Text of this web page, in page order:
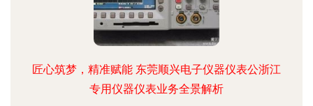
匠心筑梦，精准赋能 东莞顺兴电子仪器仪表公浙江
专用仪器仪表业务全景解析